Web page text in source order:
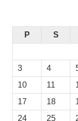
P
S
3
4
10
11
17
18
24
25